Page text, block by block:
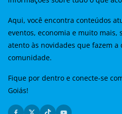
Aqui, você encontra conteúdos
eventos, economia e muito mais,
atento às novidades que fazem a
comunidade.
Fique por dentro e conecte-se
Goiás!